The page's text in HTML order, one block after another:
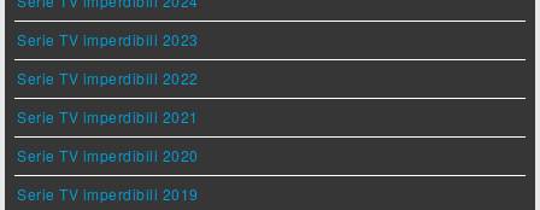
Serie TV imperdibili 2023
Serie TV imperdibili 2022
Serie TV imperdibili 2021
Serie TV imperdibili 2020
Serie TV imperdibili 2019